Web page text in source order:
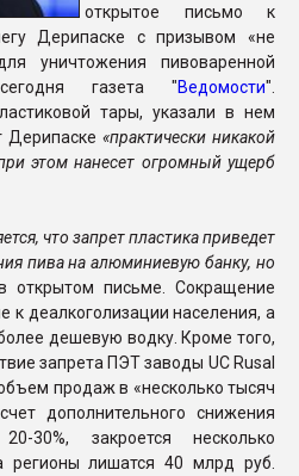
открытое письмо к
Дерипаске с призывом «не
уничтожения пивоваренной
газета "Ведомости".
тары, указали в нем
Дерипаске «практически никакой
этом нанесет огромный ущерб
что запрет пластика приведет
пива на алюминиевую банку, но
открытом письме. Сокращение
к деалкоголизации населения, а
дешевую водку. Кроме того,
запрета ПЭТ заводы UC Rusal
продаж в «несколько тысяч
дополнительного снижения
закроется несколько
регионы лишатся 40 млрд руб.